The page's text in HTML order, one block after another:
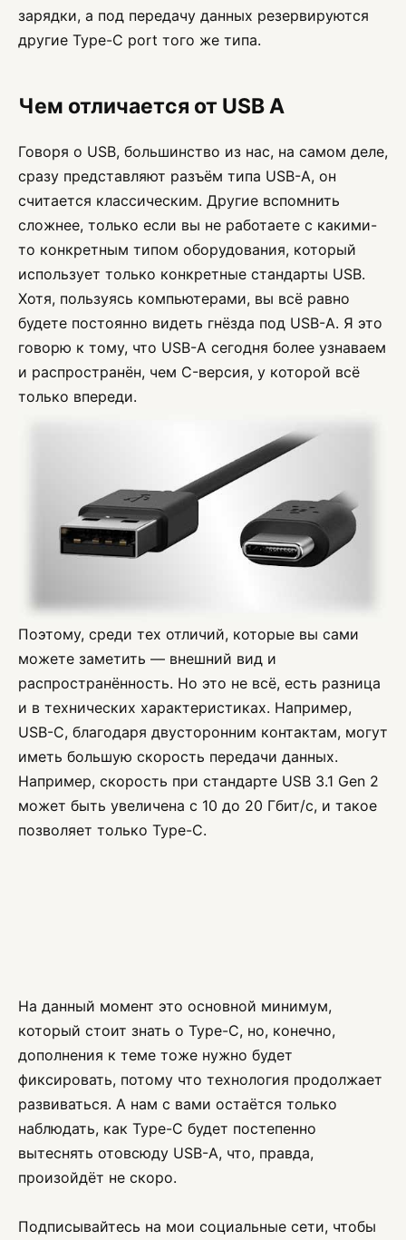
зарядки, а под передачу данных резервируются
другие Type-C port того же типа.
Чем отличается от USB A
Говоря о USB, большинство из нас, на самом деле,
сразу представляют разъём типа USB-A, он
считается классическим. Другие вспомнить
сложнее, только если вы не работаете с какими-
то конкретным типом оборудования, который
использует только конкретные стандарты USB.
Хотя, пользуясь компьютерами, вы всё равно
будете постоянно видеть гнёзда под USB-A. Я это
говорю к тому, что USB-A сегодня более узнаваем
и распространён, чем C-версия, у которой всё
только впереди.
Поэтому, среди тех отличий, которые вы сами
можете заметить — внешний вид и
распространённость. Но это не всё, есть разница
и в технических характеристиках. Например,
USB-C, благодаря двусторонним контактам, могут
иметь большую скорость передачи данных.
Например, скорость при стандарте USB 3.1 Gen 2
может быть увеличена с 10 до 20 Гбит/с, и такое
позволяет только Type-С.
На данный момент это основной минимум,
который стоит знать о Type-C, но, конечно,
дополнения к теме тоже нужно будет
фиксировать, потому что технология продолжает
развиваться. А нам с вами остаётся только
наблюдать, как Type-C будет постепенно
вытеснять отовсюду USB-A, что, правда,
произойдёт не скоро.
Подписывайтесь на мои социальные сети, чтобы